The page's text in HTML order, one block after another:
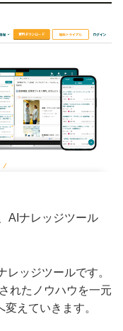
AIナレッジツール
ッジツールです。
れたノウハウを一元
えていきます。